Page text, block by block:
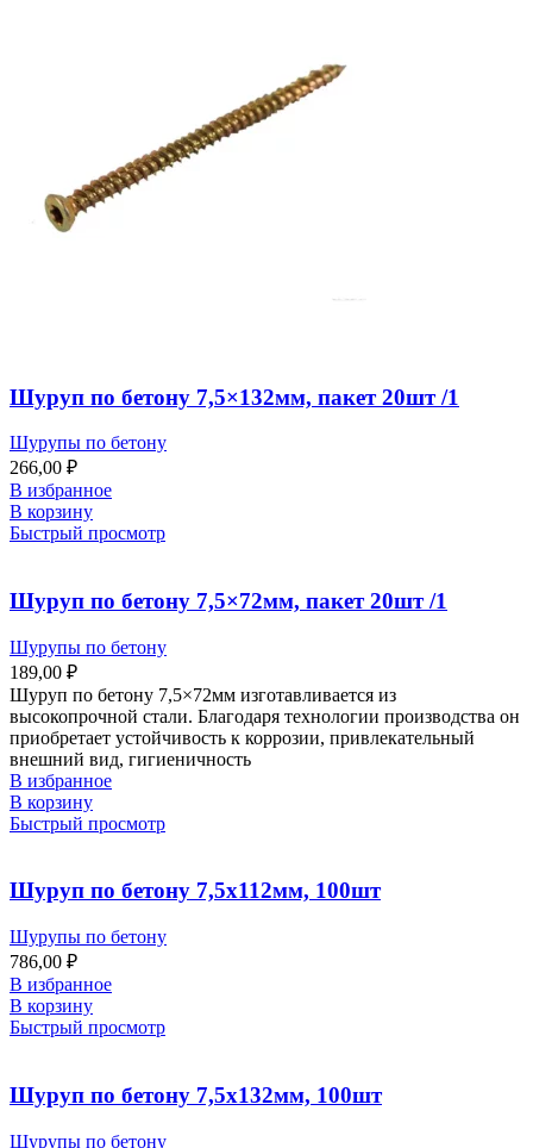
Шуруп по бетону 7,5×132мм, пакет 20шт /1
Шурупы по бетону
266,00 ₽
В избранное
В корзину
Быстрый просмотр
Шуруп по бетону 7,5×72мм, пакет 20шт /1
Шурупы по бетону
189,00 ₽
Шуруп по бетону 7,5×72мм изготавливается из
высокопрочной стали. Благодаря технологии производства он
приобретает устойчивость к коррозии, привлекательный
внешний вид, гигиеничность
В избранное
В корзину
Быстрый просмотр
Шуруп по бетону 7,5х112мм, 100шт
Шурупы по бетону
786,00 ₽
В избранное
В корзину
Быстрый просмотр
Шуруп по бетону 7,5х132мм, 100шт
Шурупы по бетону